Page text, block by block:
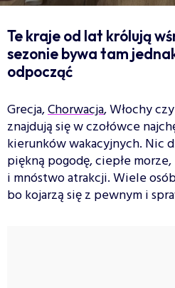
Te kraje od lat królują
sezonie bywa tam
odpocząć
Grecja,Chorwacja, Włochy
znajdują się w czołówce
kierunków wakacyjnych. Nic
piękną pogodę, ciepłe
i mnóstwo atrakcji. Wiele
bo kojarzą się z pewnym i